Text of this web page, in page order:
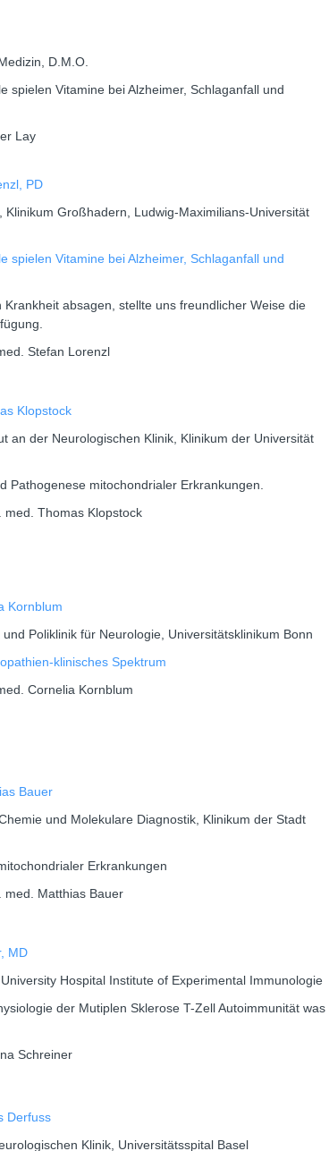
D.M.O.
spielen Vitamine bei Alzheimer, Schlaganfall und
Lay
PD
Klinikum Großhadern, Ludwig-Maximilians-Universität
spielen Vitamine bei Alzheimer, Schlaganfall und
Krankheit absagen, stellte uns freundlicher Weise die
Stefan Lorenzl
Klopstock
an der Neurologischen Klinik, Klinikum der Universität
Pathogenese mitochondrialer Erkrankungen.
Thomas Klopstock
Kornblum
Poliklinik für Neurologie, Universitätsklinikum Bonn
klinisches Spektrum
Cornelia Kornblum
Bauer
und Molekulare Diagnostik, Klinikum der Stadt
Erkrankungen
med. Matthias Bauer
MD
Hospital Institute of Experimental Immunologie
der Mutiplen Sklerose T-Zell Autoimmunität was
Schreiner
Derfuss
Klinik, Universitätsspital Basel